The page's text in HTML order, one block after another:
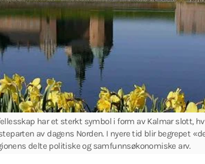
har et sterkt symbol i form av Kalmar slott,
av dagens Norden. I nyere tid blir begrepet
delte politiske og samfunnsøkonomiske arv.